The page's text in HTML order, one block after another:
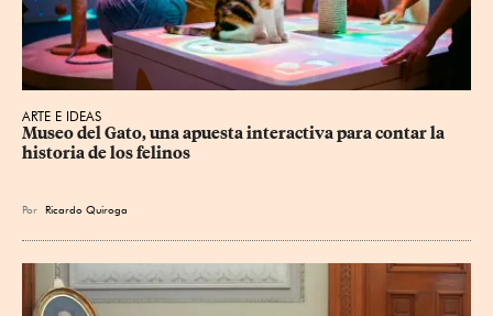
ARTE E IDEAS
Museo del Gato, una apuesta interactiva para contar la
historia de los felinos
Por Ricardo Quiroga